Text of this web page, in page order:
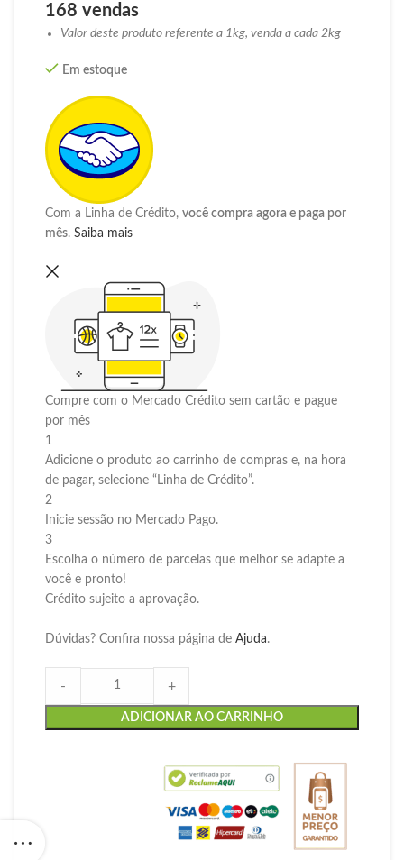
168 vendas
Valor deste produto referente a 1kg, venda a cada 2kg
Em estoque
Com a Linha de Crédito, você compra agora e paga por
mês. Saiba mais
Compre com o Mercado Crédito sem cartão e pague
por mês
1
Adicione o produto ao carrinho de compras e, na hora
de pagar, selecione “Linha de Crédito”.
2
Inicie sessão no Mercado Pago.
3
Escolha o número de parcelas que melhor se adapte a
você e pronto!
Crédito sujeito a aprovação.
Dúvidas? Confira nossa página de Ajuda.
- +
ADICIONAR AO CARRINHO